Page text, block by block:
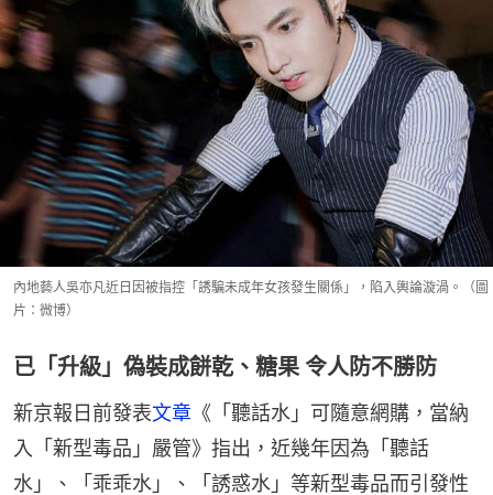
內地藝人吳亦凡近日因被指控「誘騙未成年女孩發生關係」，陷入輿論漩渦。（圖
片：微博）
已「升級」偽裝成餅乾、糖果 令人防不勝防
新京報日前發表文章 《「聽話水」可隨意網購，當納
入「新型毒品」嚴管》指出，近幾年因為「聽話
水」、「乖乖水」、「誘惑水」等新型毒品而引發性